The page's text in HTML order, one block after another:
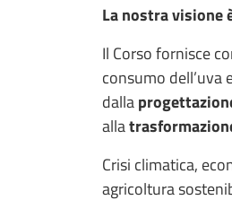
La nostra visione
Il Corso fornisce
consumo dell’uva
dalla
alla
Crisi climatica,
agricoltura